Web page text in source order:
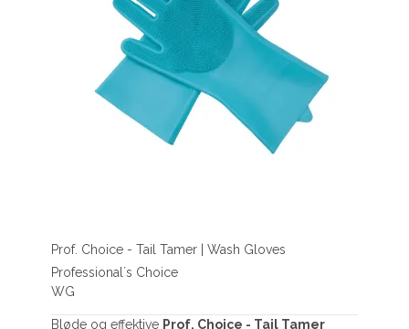
Prof. Choice - Tail Tamer | Wash Gloves
Professional´s Choice
WG
Bløde og effektive Prof. Choice - Tail Tamer